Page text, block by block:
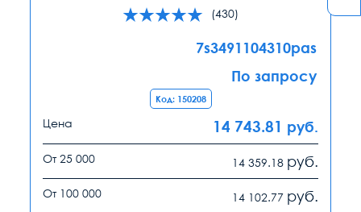
(430)
7s3491104310pas
По запросу
Код: 150208
Цена 14 743.81 руб.
От 25 000 14 359.18 руб.
От 100 000 14 102.77 руб.